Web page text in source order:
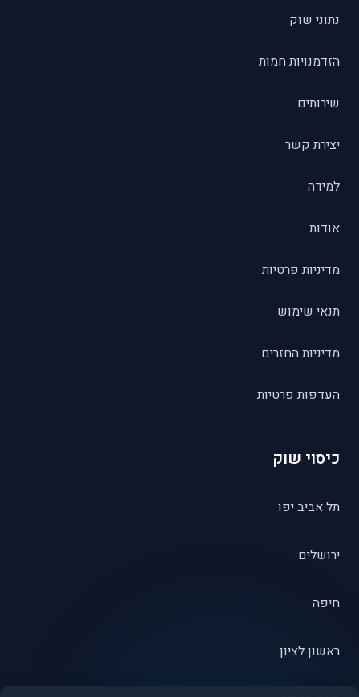
נתוני שוק
הזדמנויות חמות
שירותים
יצירת קשר
למידה
אודות
מדיניות פרטיות
תנאי שימוש
מדיניות החזרים
העדפות פרטיות
כיסוי שוק
תל אביב יפו
ירושלים
חיפה
ראשון לציון